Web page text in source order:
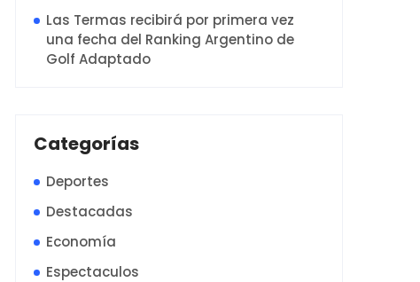
Las Termas recibirá por primera vez
una fecha del Ranking Argentino de
Golf Adaptado
Categorías
Deportes
Destacadas
Economía
Espectaculos